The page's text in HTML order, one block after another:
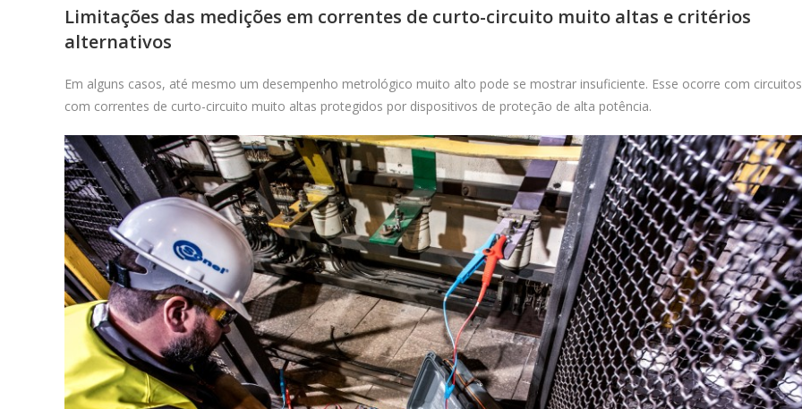
Limitações das medições em correntes de curto-circuito muito altas e critérios
alternativos
Em alguns casos, até mesmo um desempenho metrológico muito alto pode se mostrar insuficiente. Esse ocorre com circuitos
com correntes de curto-circuito muito altas protegidos por dispositivos de proteção de alta potência.